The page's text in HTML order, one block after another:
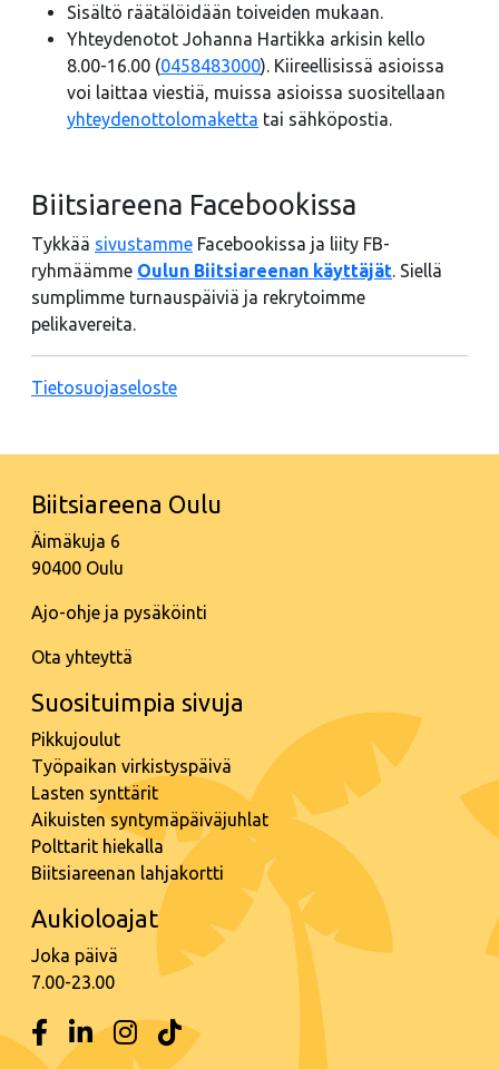
Sisältö räätälöidään toiveiden mukaan.
Yhteydenotot Johanna Hartikka arkisin kello
8.00-16.00 (0458483000). Kiireellisissä asioissa
voi laittaa viestiä, muissa asioissa suositellaan
yhteydenottolomaketta tai sähköpostia.
Biitsiareena Facebookissa
Tykkää sivustamme Facebookissa ja liity FB-
ryhmäämme Oulun Biitsiareenan käyttäjät. Siellä
sumplimme turnauspäiviä ja rekrytoimme
pelikavereita.
Tietosuojaseloste
Biitsiareena Oulu
Äimäkuja 6
90400 Oulu
Ajo-ohje ja pysäköinti
Ota yhteyttä
Suosituimpia sivuja
Pikkujoulut
Työpaikan virkistyspäivä
Lasten synttärit
Aikuisten syntymäpäiväjuhlat
Polttarit hiekalla
Biitsiareenan lahjakortti
Aukioloajat
Joka päivä
7.00-23.00